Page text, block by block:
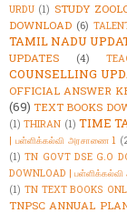
URDU (1) STUDY
DOWNLOAD (6)
TAMIL NADU
UPDATES
(4)
COUNSELLING
OFFICIAL ANSWER
(69) TEXT BOOKS
(1) THIRAN (1) TIME
| பள்ளிக்கல்வி அரசாணை 1
(1) TN GOVT DSE G.O
DOWNLOAD |
(1) TN TEXT BOOKS
TNPSC ANNUAL